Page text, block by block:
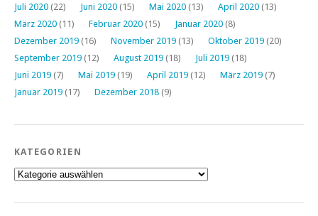
Juli 2020 (22) Juni 2020 (15) Mai 2020 (13) April 2020 (13)
März 2020 (11) Februar 2020 (15) Januar 2020 (8)
Dezember 2019 (16) November 2019 (13) Oktober 2019 (20)
September 2019 (12) August 2019 (18) Juli 2019 (18)
Juni 2019 (7) Mai 2019 (19) April 2019 (12) März 2019 (7)
Januar 2019 (17) Dezember 2018 (9)
KATEGORIEN
Kategorien